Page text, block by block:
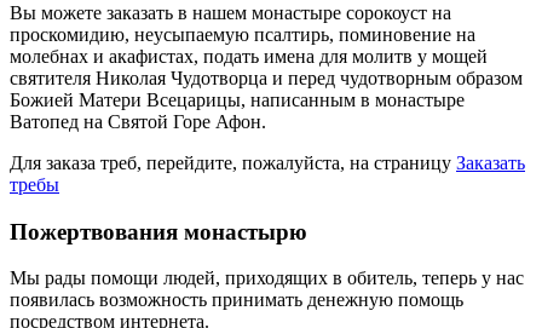
Вы можете заказать в нашем монастыре сорокоуст на
проскомидию, неусыпаемую псалтирь, поминовение на
молебнах и акафистах, подать имена для молитв у мощей
святителя Николая Чудотворца и перед чудотворным образом
Божией Матери Всецарицы, написанным в монастыре
Ватопед на Святой Горе Афон.
Для заказа треб, перейдите, пожалуйста, на страницу Заказать
требы
Пожертвования монастырю
Мы рады помощи людей, приходящих в обитель, теперь у нас
появилась возможность принимать денежную помощь
посредством интернета.